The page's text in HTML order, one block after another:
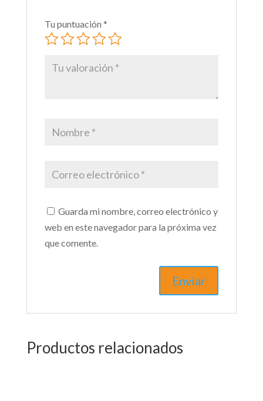
Tu puntuación *
Guarda mi nombre, correo electrónico y
web en este navegador para la próxima vez
que comente.
Productos relacionados